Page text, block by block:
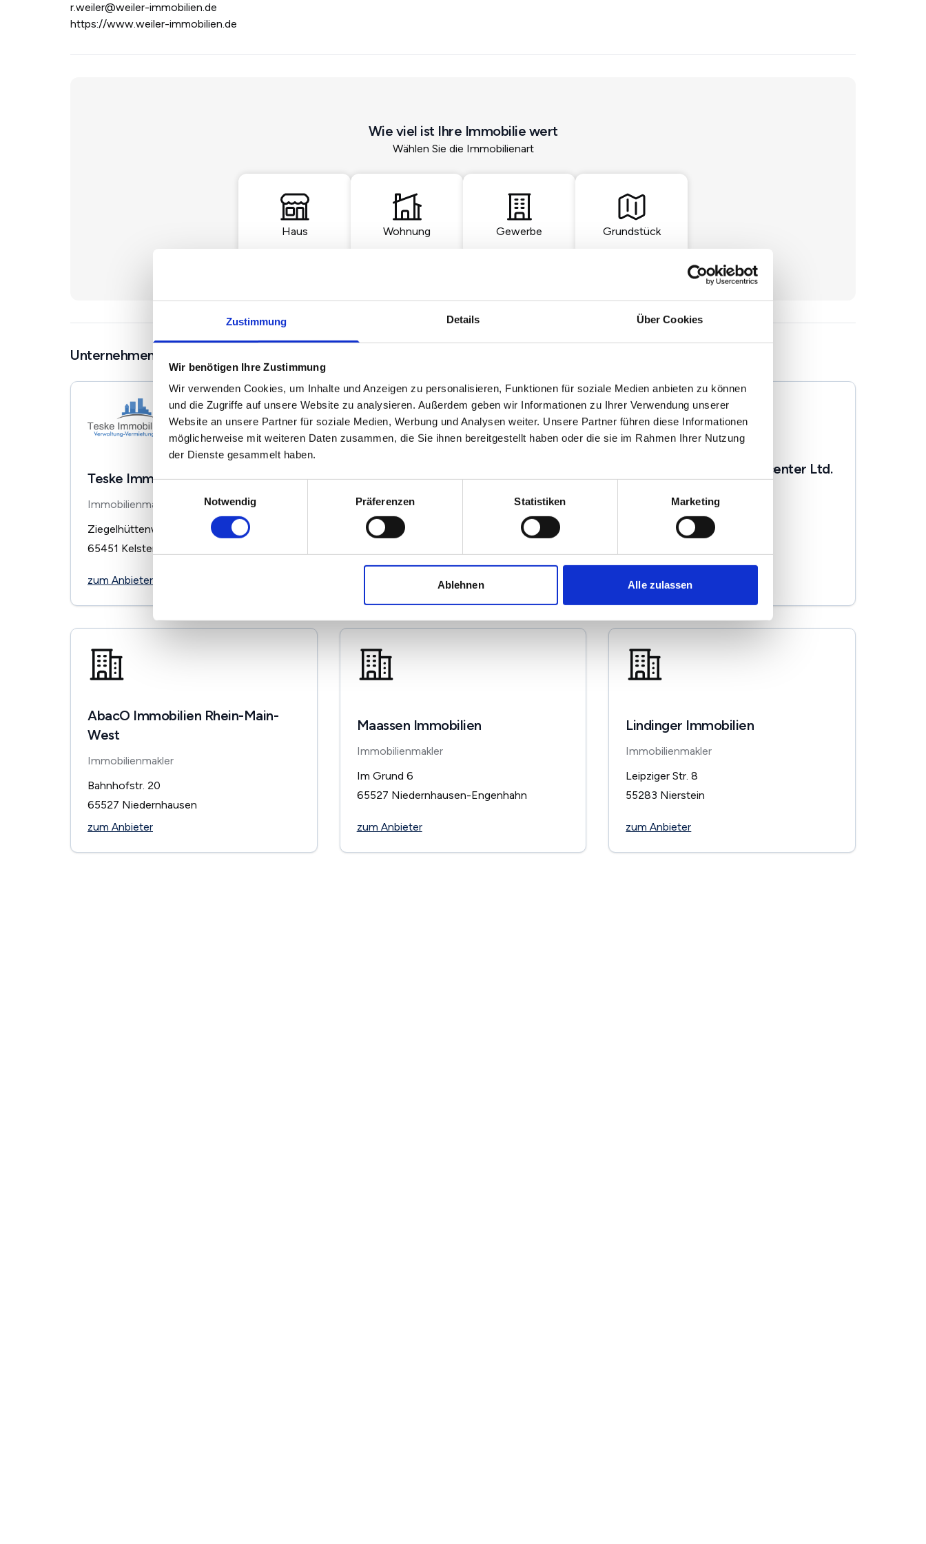
Zustimmung Details Über Cookies
Wir benötigen Ihre Zustimmung
Wir verwenden Cookies, um Inhalte und Anzeigen zu personalisieren, Funktionen für soziale Medien anbieten zu können
und die Zugriffe auf unsere Website zu analysieren. Außerdem geben wir Informationen zu Ihrer Verwendung unserer
Website an unsere Partner für soziale Medien, Werbung und Analysen weiter. Unsere Partner führen diese Informationen
möglicherweise mit weiteren Daten zusammen, die Sie ihnen bereitgestellt haben oder die sie im Rahmen Ihrer Nutzung
der Dienste gesammelt haben.
Einwilligungsauswahl
Notwendig
Präferenzen Statistiken Marketing
Ablehnen Alle zulassen
r.weiler@weiler-immobilien.de
https://www.weiler-immobilien.de
Wie viel ist Ihre Immobilie wert
Wählen Sie die Immobilienart
Haus Wohnung Gewerbe Grundstück
Unternehmen in der Nähe
Teske Immobilienbüro
Immobilienmakler
Ziegelhüttenweg 6
65451 Kelsterbach
zum Anbieter
Immobilienmakler
Nassauer Straße 8
65187 Wiesbaden
Rhein-Main Immobiliencenter Ltd.
Immobilienmakler
55122 Mainz
zum Anbieter
AbacO Immobilien Rhein-Main-
West
Immobilienmakler
Bahnhofstr. 20
65527 Niedernhausen
zum Anbieter
Maassen Immobilien
Immobilienmakler
Im Grund 6
65527 Niedernhausen-Engenhahn
zum Anbieter
Lindinger Immobilien
Immobilienmakler
Leipziger Str. 8
55283 Nierstein
zum Anbieter